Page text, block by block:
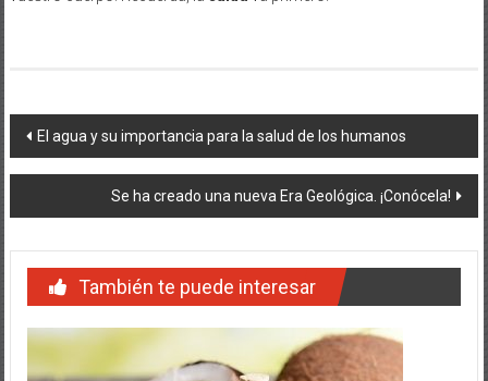
Navegación
de
entradas
El agua y su importancia para la salud de los humanos
Se ha creado una nueva Era Geológica. ¡Conócela!
También te puede interesar